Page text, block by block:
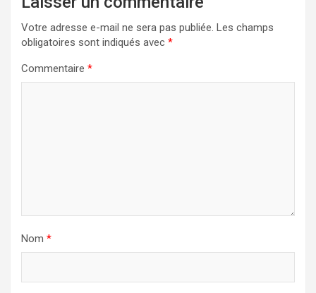
Votre adresse e-mail ne sera pas publiée. Les champs
obligatoires sont indiqués avec *
Commentaire *
Nom *